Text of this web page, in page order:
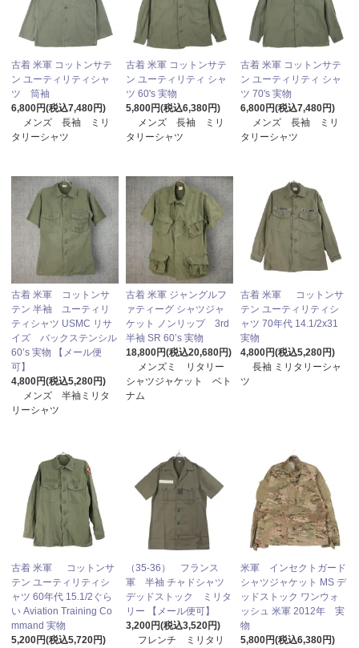
古着 米軍 コットンサテ
ン ユーティリティシャ
ツ 筒袖
6,800円(税込7,480円)
メンズ 長袖 ミリ
タリーシャツ
古着 米軍 コットンサテ
ン ユーティリティ シャ
ツ 60's 実物
5,800円(税込6,380円)
メンズ 長袖 ミリ
タリーシャツ
古着 米軍 コットンサテ
ン ユーティリティ シャ
ツ 70's 実物
6,800円(税込7,480円)
メンズ 長袖 ミリ
タリーシャツ
古着 米軍 コットンサ
テン 半袖 ユーティリ
ティシャツ USMC リサ
イズ バックステンシル
60’s 実物 【メール便
可】
4,800円(税込5,280円)
メンズ 半袖ミリタ
リーシャツ
古着 米軍 ジャングルフ
ァティーグ シャツジャ
ケット ノンリップ 3rd
半袖 SR 60’s 実物
18,800円(税込20,680円)
メンズミ リタリー
シャツジャケット ベト
ナム
古着 米軍 コットンサ
テン ユーティリティシ
ャツ 70年代 14.1/2x31
実物
4,800円(税込5,280円)
長袖 ミリタリーシャ
ツ
古着 米軍 コットンサ
テン ユーティリティシ
ャツ 60年代 15.1/2ぐら
い Aviation Training Co
mmand 実物
5,200円(税込5,720円)
（35-36） フランス
軍 半袖 チャドシャツ
デッドストック ミリタ
リー 【メール便可】
3,200円(税込3,520円)
フレンチ ミリタリ
米軍 インセクトガード
シャツジャケット MS デ
ッドストック ワンウォ
ッシュ 米軍 2012年 実
物
5,800円(税込6,380円)